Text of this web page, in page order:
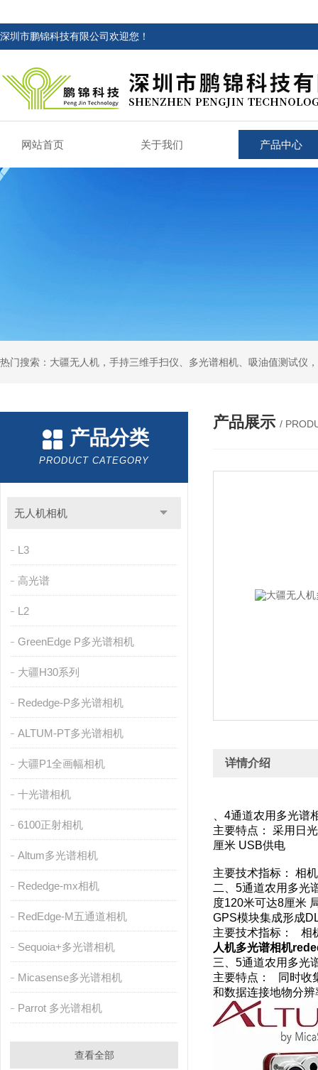
深圳市鹏锦科技有限公司欢迎您！
网站首页 关于我们 产品中心
热门搜索：大疆无人机，手持三维手扫仪、多光谱相机、吸油值测试仪
产品分类
PRODUCT CATEGORY
无人机相机
L3
高光谱
L2
GreenEdge P多光谱相机
大疆H30系列
Rededge-P多光谱相机
ALTUM-PT多光谱相机
大疆P1全画幅相机
十光谱相机
6100正射相机
Altum多光谱相机
Rededge-mx相机
RedEdge-M五通道相机
Sequoia+多光谱相机
Micasense多光谱相机
Parrot 多光谱相机
查看全部
产品展示 /
详情介绍
、4通道农用多
主要特点： 采用日
厘米 USB供电
主要技术指标： 相
二、5通道农用多
度120米可达8厘米
GPS模块集成形
主要技术指标： 相
人机多光谱相机
三、5通道农用多
主要特点： 同时收
和数据连接地物分